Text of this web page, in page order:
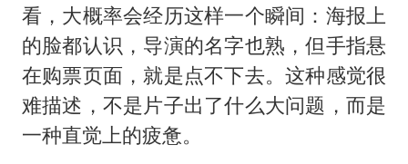
看，大概率会经历这样一个瞬间：海报上
的脸都认识，导演的名字也熟，但手指悬
在购票页面，就是点不下去。这种感觉很
难描述，不是片子出了什么大问题，而是
一种直觉上的疲惫。